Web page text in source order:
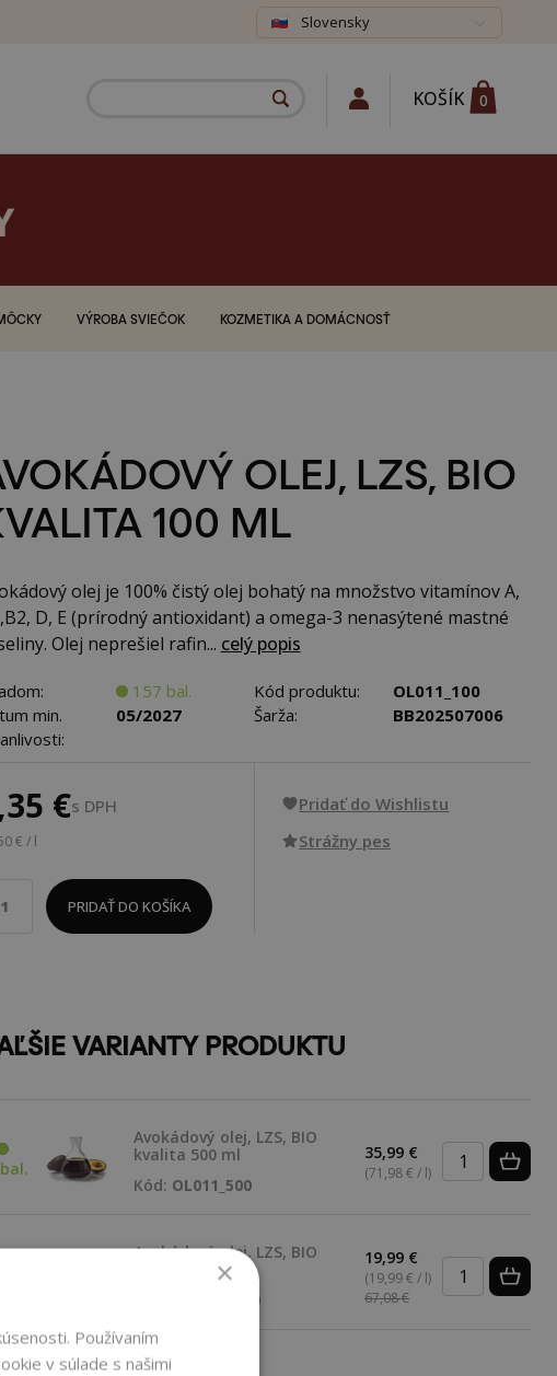
Slovensky
KOŠÍK 0
VÝROBA SVIEČOK KOZMETIKA A DOMÁCNOSŤ
OLEJ, LZS, BIO
100 ML
olej je 100% čistý olej bohatý na množstvo vitamínov A,
D, E (prírodný antioxidant) a omega-3 nenasýtené mastné
Olej neprešiel rafin... celý popis
157 bal. Kód produktu:
OL011_100
min.
05/2027 Šarža: BB202507006
€s DPH
€ / l
PRIDAŤ DO KOŠÍKA
Pridať do Wishlistu
Strážny pes
VARIANTY PRODUKTU
Avokádový olej, LZS, BIO
kvalita 500 ml
Kód: OL011_500
35,99 €
(71,98 € / l)
Avokádový olej, LZS, BIO
kvalita 1000 ml
OL011_1000
19,99 €
(19,99 € / l)
67,08 €
×
Používaním
v súlade s našimi